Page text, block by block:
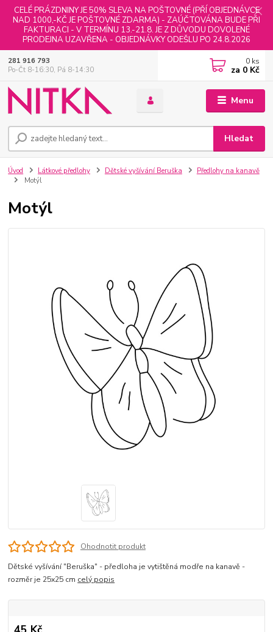
CELÉ PRÁZDNINY JE 50% SLEVA NA POŠTOVNÉ (PŘÍ OBJEDNÁVCE
NAD 1000,-KČ JE POŠTOVNÉ ZDARMA) - ZAÚČTOVÁNA BUDE PŘI
FAKTURACI - V TERMÍNU 13.-21.8. JE Z DŮVODU DOVOLENÉ
PRODEJNA UZAVŘENA - OBJEDNÁVKY ODEŠLU PO 24.8.2026
Menu
Hledat
281 916 793
Po-Čt 8-16:30, Pá 8-14:30
0 ks
za 0 Kč
Úvod Látkové předlohy Dětské vyšívání Beruška
Předlohy na kanavě
Motýl
Motýl
Ohodnotit produkt
Dětské vyšívání "Beruška" - předloha je vytištěná modře na kanavě -
rozměr je 25x25 cm celý popis